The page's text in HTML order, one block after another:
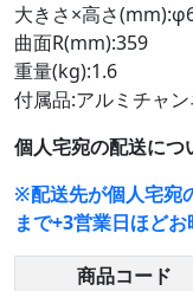
大きさ×高さ
曲面R(mm):359
重量(kg):1.6
付属品:アルミチャ
個人宅宛の配送につ
※配送先が個人宅宛
まで+3営業日ほど
商品コード